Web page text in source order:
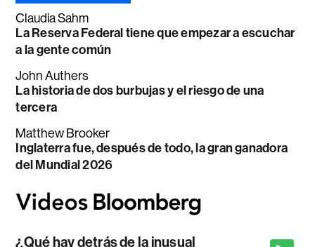
Claudia Sahm
La Reserva Federal tiene que empezar a escuchar
a la gente común
John Authers
La historia de dos burbujas y el riesgo de una
tercera
Matthew Brooker
Inglaterra fue, después de todo, la gran ganadora
del Mundial 2026
¿Qué hay detrás de la inusual